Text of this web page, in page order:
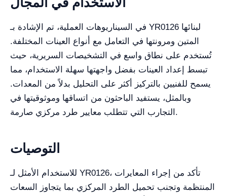
في السيناريوهات العملية، تم الإشادة بـ YR0126 لبنائها
المتين ومرونتها في التعامل مع أنواع العينات المختلفة.
تُستخدم على نطاق واسع في التشخيصات السريرية، حيث
تبسط إعداد العينات بفضل واجهتها سهلة الاستخدام، مما
يسمح للفنيين بالتركيز أكثر على التحليل بدلاً من المعدات.
وبالمثل، يستفيد الباحثون من اتساقها وموثوقيتها في
التجارب التي تتطلب معايير طرد مركزي صارمة.
التوصيات
للاستخدام الأمثل لـ YR0126، تأكد من إجراء المعايرات
المنتظمة وتجنب تحميل الطرد المركزي بما يتجاوز السعات